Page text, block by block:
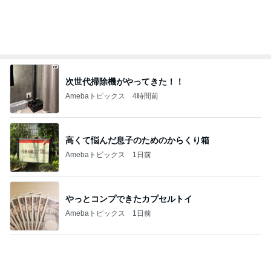
次世代掃除機がやってきた！！
Amebaトピックス 4時間前
高くて悩んだ息子のためのからくり箱
Amebaトピックス 1日前
やっとコンプできたカプセルトイ
Amebaトピックス 1日前